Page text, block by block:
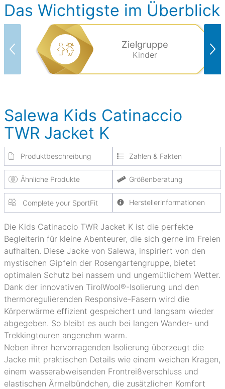
Das Wichtigste im Überblick
Zielgruppe
Kinder
Salewa Kids Catinaccio
TWR Jacket K
Produktbeschreibung Zahlen & Fakten
Ähnliche Produkte Größenberatung
Complete your SportFit Herstellerinformationen
Die Kids Catinaccio TWR Jacket K ist die perfekte
Begleiterin für kleine Abenteurer, die sich gerne im Freien
aufhalten. Diese Jacke von Salewa, inspiriert von den
mystischen Gipfeln der Rosengartengruppe, bietet
optimalen Schutz bei nassem und ungemütlichem Wetter.
Dank der innovativen TirolWool®-Isolierung und den
thermoregulierenden Responsive-Fasern wird die
Körperwärme effizient gespeichert und langsam wieder
abgegeben. So bleibt es auch bei langen Wander- und
Trekkingtouren angenehm warm.
Neben ihrer hervorragenden Isolierung überzeugt die
Jacke mit praktischen Details wie einem weichen Kragen,
einem wasserabweisenden Frontreißverschluss und
elastischen Ärmelbündchen, die zusätzlichen Komfort